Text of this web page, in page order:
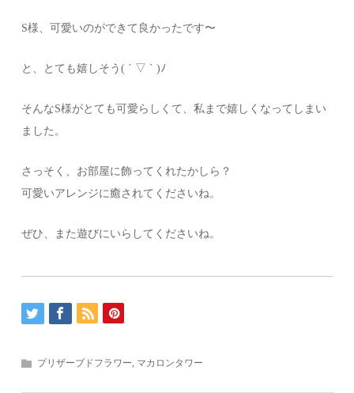
S様、可愛いのができて良かったです〜
と、とても嬉しそう( ´ ▽ ` )ﾉ
そんなS様がとても可愛らしくて、私まで嬉しくなってしまい
ました。
さっそく、お部屋に飾ってくれたかしら？
可愛いアレンジに癒されてくださいね。
ぜひ、また遊びにいらしてくださいね。
プリザーブドフラワー, マカロンタワー